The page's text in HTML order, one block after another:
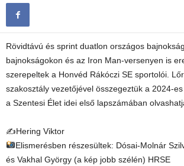
Rövidtávú és sprint duatlon országos
bajnokságokon és az Iron Man-versenyen is
szerepeltek a Honvéd Rákóczi SE sportolói.
szakosztály vezetőjével összegeztük a 2024-
a Szentesi Élet idei első lapszámában
✍Hering Viktor
Elismerésben részesültek: Dósai-Molnár
és Vakhal György (a kép jobb szélén) HRSE